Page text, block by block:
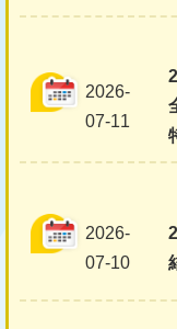
2026-
07-11
2026-
07-10